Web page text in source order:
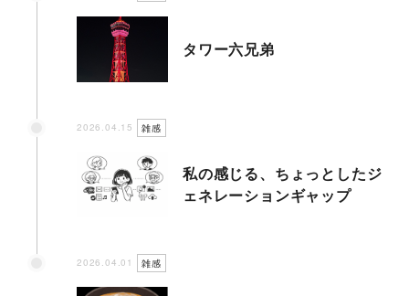
タワー六兄弟
2026.04.15 雑感
私の感じる、ちょっとしたジ
ェネレーションギャップ
2026.04.01 雑感